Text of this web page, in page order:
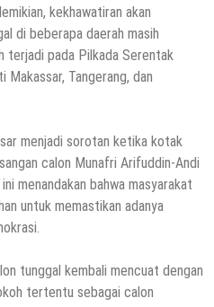
kekhawatiran akan
di beberapa daerah masih
terjadi pada Pilkada Serentak
Tangerang, dan
menjadi sorotan ketika kotak
calon Munafri Arifuddin-Andi
menandakan bahwa masyarakat
untuk memastikan adanya
tunggal kembali mencuat dengan
tertentu sebagai calon